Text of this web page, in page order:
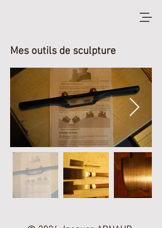
Mes outils de sculpture